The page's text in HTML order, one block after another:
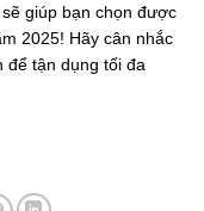
sẽ giúp bạn chọn được
2025! Hãy cân nhắc
để tận dụng tối đa